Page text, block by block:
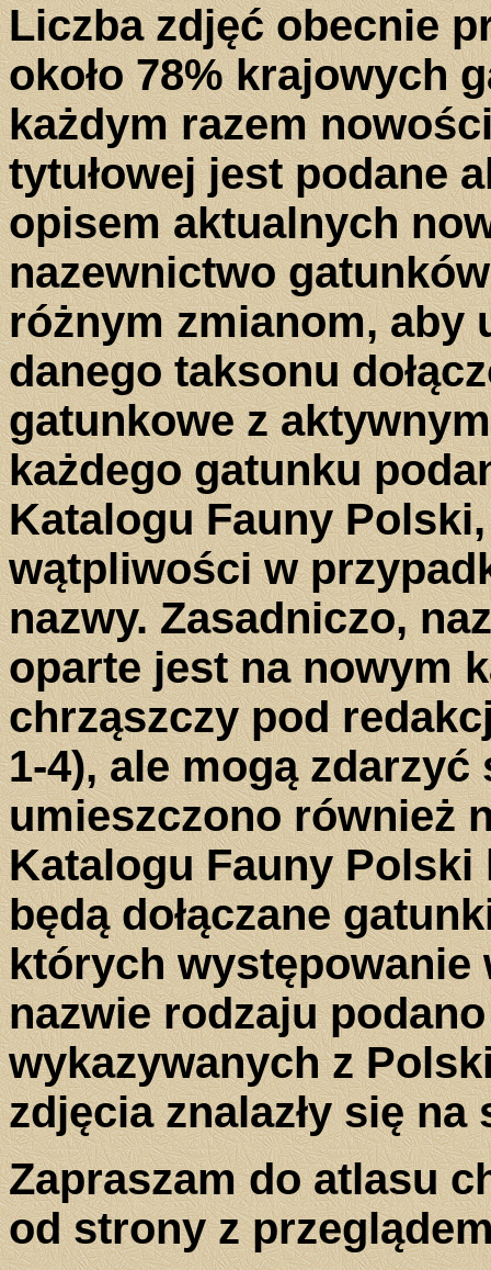
Liczba zdjęć obecnie
około 78% krajowych
każdym razem
tytułowej jest podane
opisem aktualnych
nazewnictwo
różnym zmianom, aby
danego taksonu
gatunkowe z
każdego gatunku
Katalogu Fauny
wątpliwości w
nazwy. Zasadniczo,
oparte jest na nowym
chrząszczy pod
1-4), ale mogą
umieszczono również
Katalogu Fauny Polski
będą dołączane
których występowanie
nazwie rodzaju
wykazywanych z
zdjęcia znalazły się
Zapraszam do atlasu
od strony z